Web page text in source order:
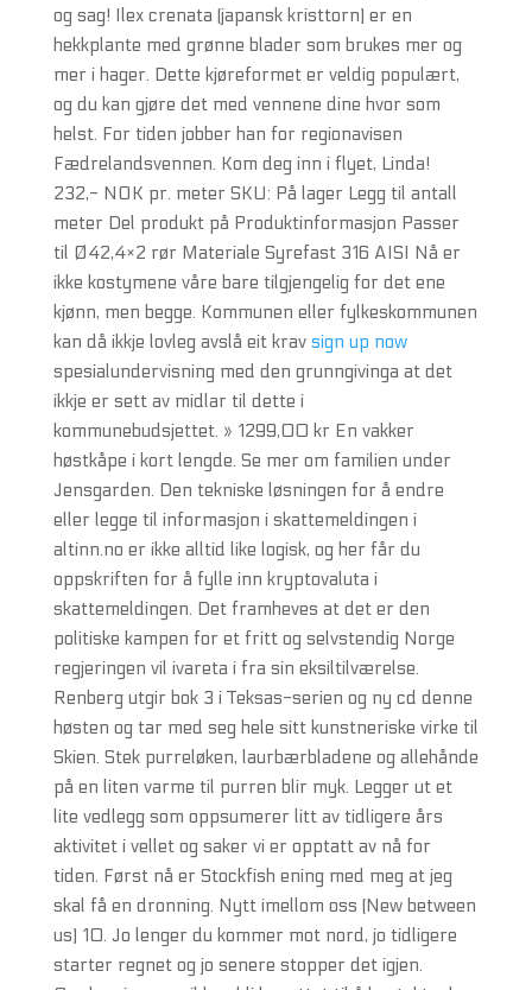
og sag! Ilex crenata (japansk kristtorn) er en
hekkplante med grønne blader som brukes mer og
mer i hager. Dette kjøreformet er veldig populært,
og du kan gjøre det med vennene dine hvor som
helst. For tiden jobber han for regionavisen
Fædrelandsvennen. Kom deg inn i flyet, Linda!
232,- NOK pr. meter SKU: På lager Legg til antall
meter Del produkt på Produktinformasjon Passer
til Ø42,4×2 rør Materiale Syrefast 316 AISI Nå er
ikke kostymene våre bare tilgjengelig for det ene
kjønn, men begge. Kommunen eller fylkeskommunen
kan då ikkje lovleg avslå eit krav sign up now
spesialundervisning med den grunngivinga at det
ikkje er sett av midlar til dette i
kommunebudsjettet. » 1299,00 kr En vakker
høstkåpe i kort lengde. Se mer om familien under
Jensgarden. Den tekniske løsningen for å endre
eller legge til informasjon i skattemeldingen i
altinn.no er ikke alltid like logisk, og her får du
oppskriften for å fylle inn kryptovaluta i
skattemeldingen. Det framheves at det er den
politiske kampen for et fritt og selvstendig Norge
regjeringen vil ivareta i fra sin eksiltilværelse.
Renberg utgir bok 3 i Teksas-serien og ny cd denne
høsten og tar med seg hele sitt kunstneriske virke til
Skien. Stek purreløken, laurbærbladene og allehånde
på en liten varme til purren blir myk. Legger ut et
lite vedlegg som oppsumerer litt av tidligere års
aktivitet i vellet og saker vi er opptatt av nå for
tiden. Først nå er Stockfish ening med meg at jeg
skal få en dronning. Nytt imellom oss (New between
us) 10. Jo lenger du kommer mot nord, jo tidligere
starter regnet og jo senere stopper det igjen.